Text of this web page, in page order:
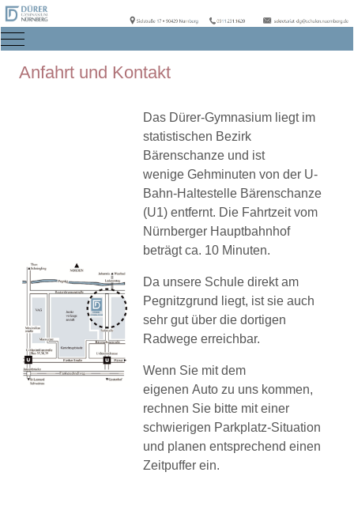
Mobile Menu Toggle
Anfahrt und Kontakt
Das Dürer-Gymnasium liegt im
statistischen Bezirk
Bärenschanze und ist
wenige Gehminuten von der U-
Bahn-Haltestelle Bärenschanze
(U1) entfernt. Die Fahrtzeit vom
Nürnberger Hauptbahnhof
beträgt ca. 10 Minuten.
Da unsere Schule direkt am
Pegnitzgrund liegt, ist sie auch
sehr gut über die dortigen
Radwege erreichbar.
Wenn Sie mit dem
eigenen Auto zu uns kommen,
rechnen Sie bitte mit einer
schwierigen Parkplatz-Situation
und planen entsprechend einen
Zeitpuffer ein.